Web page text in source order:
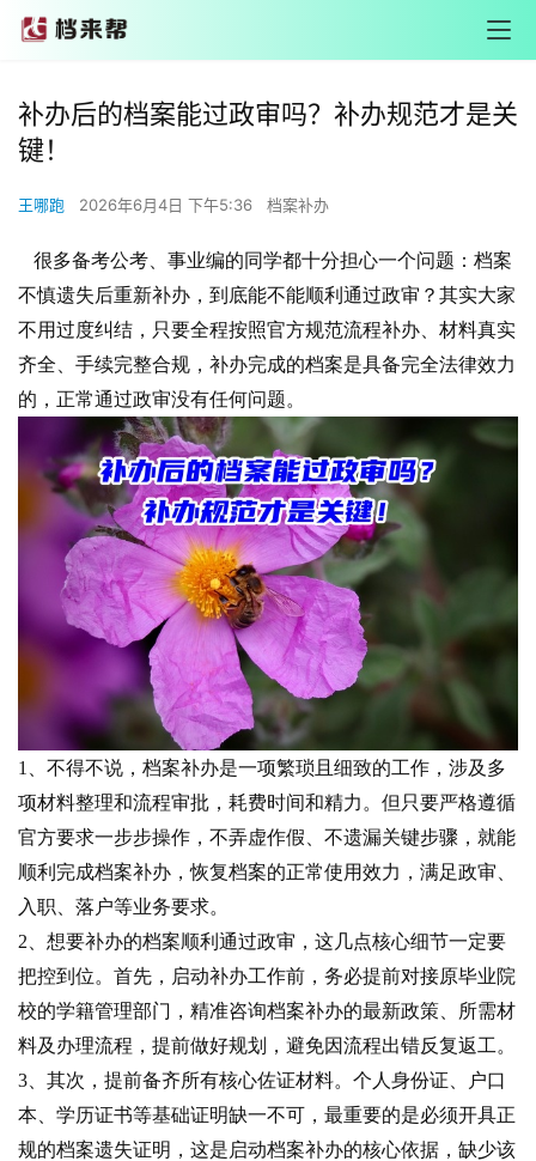
补办后的档案能过政审吗？补办规范才是关
键！
王哪跑 2026年6月4日 下午5:36 档案补办
很多备考公考、事业编的同学都十分担心一个问题：档案
不慎遗失后重新补办，到底能不能顺利通过政审？其实大家
不用过度纠结，只要全程按照官方规范流程补办、材料真实
齐全、手续完整合规，补办完成的档案是具备完全法律效力
的，正常通过政审没有任何问题。
1、不得不说，档案补办是一项繁琐且细致的工作，涉及多
项材料整理和流程审批，耗费时间和精力。但只要严格遵循
官方要求一步步操作，不弄虚作假、不遗漏关键步骤，就能
顺利完成档案补办，恢复档案的正常使用效力，满足政审、
入职、落户等业务要求。
2、想要补办的档案顺利通过政审，这几点核心细节一定要
把控到位。首先，启动补办工作前，务必提前对接原毕业院
校的学籍管理部门，精准咨询档案补办的最新政策、所需材
料及办理流程，提前做好规划，避免因流程出错反复返工。
3、其次，提前备齐所有核心佐证材料。个人身份证、户口
本、学历证书等基础证明缺一不可，最重要的是必须开具正
规的档案遗失证明，这是启动档案补办的核心依据，缺少该